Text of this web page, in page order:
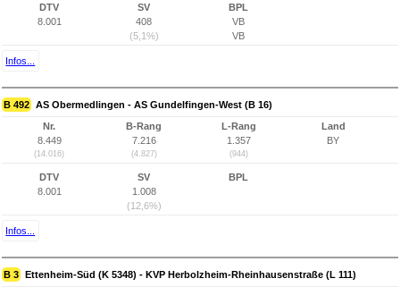
DTV
8.001
SV
408
(5,1%)
BPL
VB
VB
Infos...
B 492 AS Obermedlingen - AS Gundelfingen-West (B 16)
Nr.
8.449
(14.016)
B-Rang
7.216
(4.827)
L-Rang
1.357
(944)
Land
BY
DTV
8.001
SV
1.008
(12,6%)
BPL
Infos...
B 3 Ettenheim-Süd (K 5348) - KVP Herbolzheim-Rheinhausenstraße (L 111)